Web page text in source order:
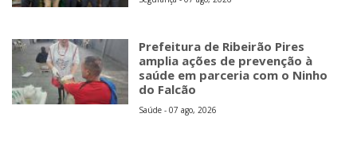
Prefeitura de Ribeirão Pires
amplia ações de prevenção à
saúde em parceria com o Ninho
do Falcão
Saúde - 07 ago, 2026